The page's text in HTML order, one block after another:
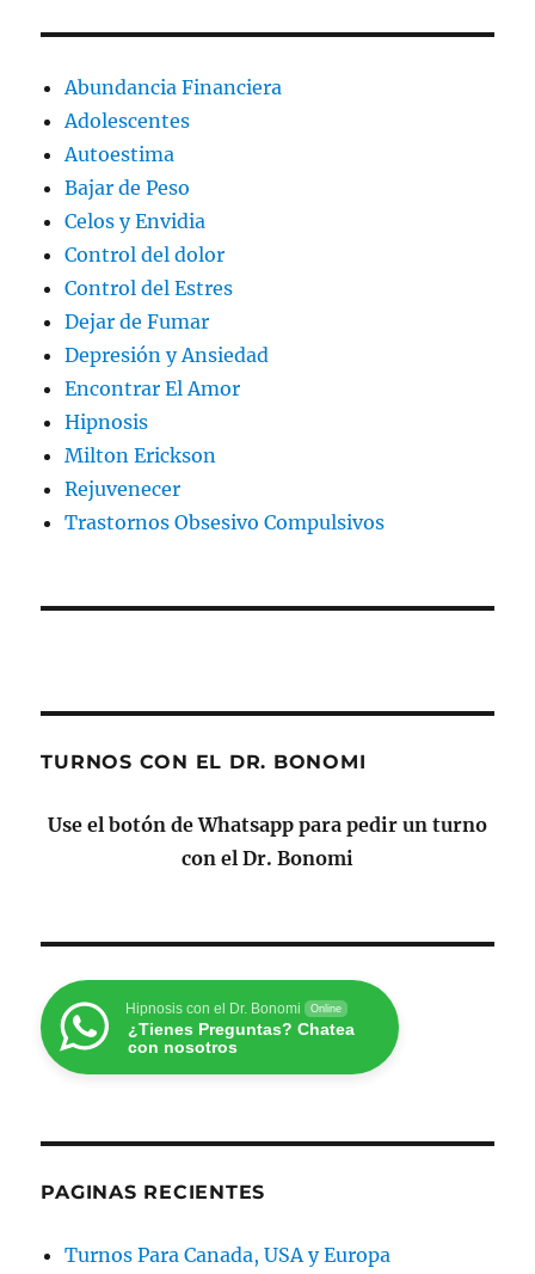
Abundancia Financiera
Adolescentes
Autoestima
Bajar de Peso
Celos y Envidia
Control del dolor
Control del Estres
Dejar de Fumar
Depresión y Ansiedad
Encontrar El Amor
Hipnosis
Milton Erickson
Rejuvenecer
Trastornos Obsesivo Compulsivos
TURNOS CON EL DR. BONOMI
Use el botón de Whatsapp para pedir un turno
con el Dr. Bonomi
Hipnosis con el Dr. Bonomi Online
¿Tienes Preguntas? Chatea
con nosotros
PAGINAS RECIENTES
Turnos Para Canada, USA y Europa